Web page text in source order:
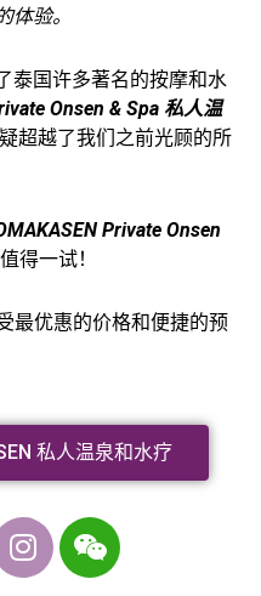
验。
泰国许多著名的按摩和水
Onsen & Spa 私人温
超越了我们之前光顾的所
Private Onsen
得一试！
最优惠的价格和便捷的预
私人温泉和水疗
I
n
W
e